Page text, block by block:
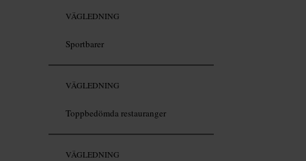
VÄGLEDNING
Sportbarer
VÄGLEDNING
Toppbedömda restauranger
VÄGLEDNING